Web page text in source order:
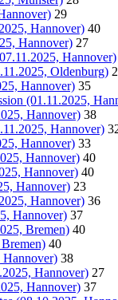
29
Hannover) 40
Hannover) 27
Hannover)
Oldenburg)
Hannover) 35
(01.11.2025,
Hannover) 38
Hannover)
Hannover) 33
Hannover) 40
Hannover) 40
Hannover) 23
Hannover) 36
Hannover) 37
Bremen) 40
40
Hannover) 38
Hannover) 27
Hannover) 37